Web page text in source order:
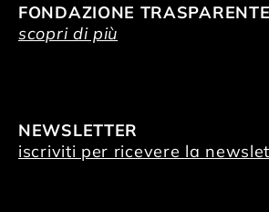
FONDAZIONE TRASPARENTE
scopri di più
NEWSLETTER
iscriviti per ricevere la